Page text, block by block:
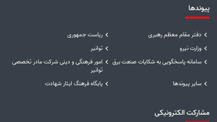
پیوندها
دفتر مقام معظم رهبری
ریاست جمهوری
وزارت نیرو
توانیر
سامانه پاسخگویی به شکایات صنعت برق
امور فرهنگی و دینی شرکت مادر تخصصی
توانیر
سایر پیوندها
پایگاه فرهنگ ایثار شهادت
مشارکت الکترونیکی